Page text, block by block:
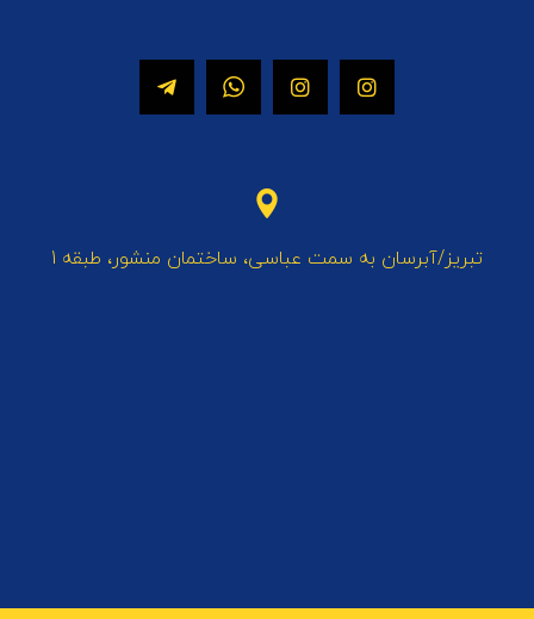
تبریز/آبرسان به سمت عباسی، ساختمان منشور، طبقه 1